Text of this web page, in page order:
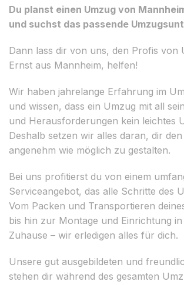
Du planst einen Umzug von
und suchst das passende
Dann lass dir von uns, den Profis von
Ernst aus Mannheim, helfen!
Wir haben jahrelange Erfahrung im
und wissen, dass ein Umzug mit all
und Herausforderungen kein leichtes
Deshalb setzen wir alles daran, dir
angenehm wie möglich zu gestalten.
Bei uns profitierst du von einem
Serviceangebot, das alle Schritte des
Vom Packen und Transportieren
bis hin zur Montage und Einrichtung
Zuhause – wir erledigen alles für dich.
Unsere gut ausgebildeten und
stehen dir während des gesamten